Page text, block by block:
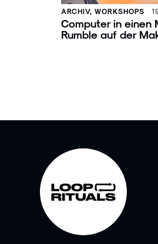
ARCHIV, WORKSHOPS
Computer in einen
Rumble auf der